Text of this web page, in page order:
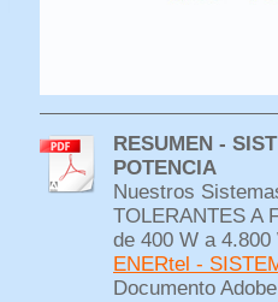
RESUMEN -
POTENCIA
Nuestros
TOLERANTES A
de 400 W a 4.800
ENERtel -
Documento